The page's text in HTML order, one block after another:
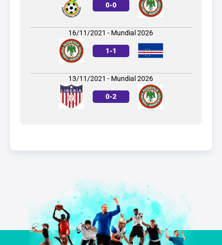
0-0
16/11/2021 - Mundial 2026
1-1
13/11/2021 - Mundial 2026
0-2